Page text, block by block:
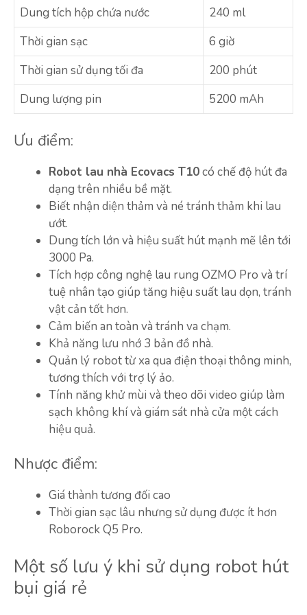
Dung tích hộp chứa nước
240 ml
Thời gian sạc
6 giờ
Thời gian sử dụng tối đa
200 phút
Dung lượng pin
5200 mAh
Ưu điểm:
Robot lau nhà Ecovacs T10có chế độ hút đa
dạng trên nhiều bề mặt.
Biết nhận diện thảm và né tránh thảm khi lau
ướt.
Dung tích lớn và hiệu suất hút mạnh mẽ lên tới
3000 Pa.
Tích hợp công nghệ lau rung OZMO Pro và trí
tuệ nhân tạo giúp tăng hiệu suất lau dọn, tránh
vật cản tốt hơn.
Cảm biến an toàn và tránh va chạm.
Khả năng lưu nhớ 3 bản đồ nhà.
Quản lý robot từ xa qua điện thoại thông minh,
tương thích với trợ lý ảo.
Tính năng khử mùi và theo dõi video giúp làm
sạch không khí và giám sát nhà cửa một cách
hiệu quả.
Nhược điểm:
Giá thành tương đối cao
Thời gian sạc lâu nhưng sử dụng được ít hơn
Roborock Q5 Pro.
Một số lưu ý khi sử dụng robot hút
bụi giá rẻ